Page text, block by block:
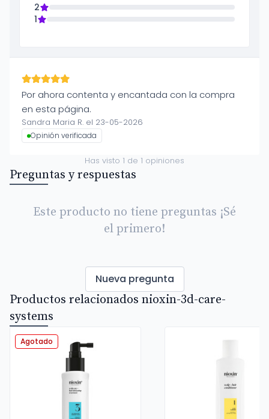
2
1
Por ahora contenta y encantada con la compra
en esta página.
Sandra Maria R. el 23-05-2026
Opinión verificada
Has visto 1 de 1 opiniones
Preguntas y respuestas
Este producto no tiene preguntas ¡Sé
el primero!
Nueva pregunta
Productos relacionados nioxin-3d-care-
systems
Agotado